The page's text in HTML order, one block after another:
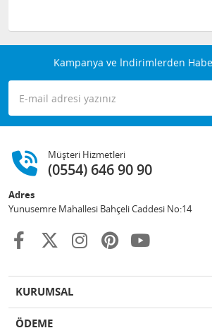
Kampanya ve İndirimlerden
Müşteri Hizmetleri
(0554) 646 90 90
Adres
Yunusemre Mahallesi Bahçeli Caddesi No:14
KURUMSAL
ÖDEME